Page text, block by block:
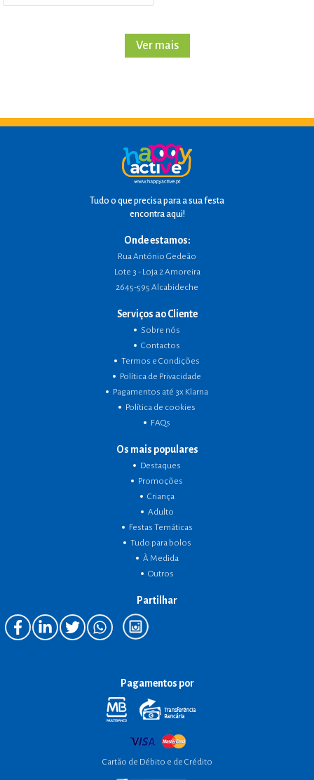
Ver mais
Tudo o que precisa para a sua festa
encontra aqui!
Onde estamos:
Rua António Gedeão
Lote 3 - Loja 2 Amoreira
2645-595 Alcabideche
Serviços ao Cliente
Sobre nós
Contactos
Termos e Condições
Política de Privacidade
Pagamentos até 3x Klarna
Política de cookies
FAQs
Os mais populares
Destaques
Promoções
Criança
Adulto
Festas Temáticas
Tudo para bolos
À Medida
Outros
Partilhar
Pagamentos por
Cartão de Débito e de Crédito